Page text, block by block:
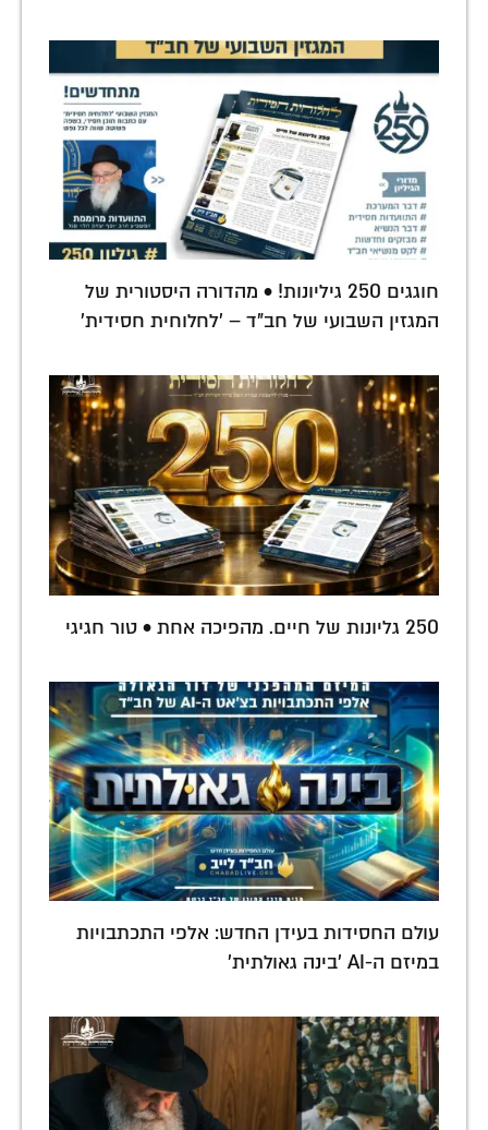
חוגגים 250 גיליונות! • מהדורה היסטורית של
המגזין השבועי של חב"ד – 'לחלוחית חסידית'
250 גליונות של חיים. מהפיכה אחת • טור חגיגי
עולם החסידות בעידן החדש: אלפי התכתבויות
במיזם ה-AI 'בינה גאולתית'